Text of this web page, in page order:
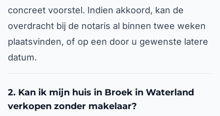
concreet voorstel. Indien akkoord, kan de
overdracht bij de notaris al binnen twee weken
plaatsvinden, of op een door u gewenste latere
datum.
2. Kan ik mijn huis in Broek in Waterland
verkopen zonder makelaar?